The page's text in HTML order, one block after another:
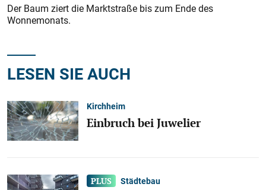
Der Baum ziert die Marktstraße bis zum Ende des
Wonnemonats.
LESEN SIE AUCH
Kirchheim
Einbruch bei Juwelier
Städtebau